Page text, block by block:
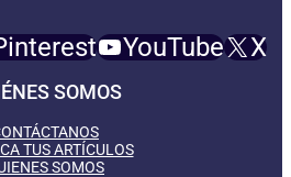
YouTube X
SOMOS
TUS ARTÍCULOS
SOMOS